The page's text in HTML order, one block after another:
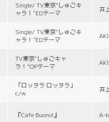
Single/ TV東京“しゅごキ
ャラ！”EDテーマ
井
Single/ TV東京“しゅごキ
ャラ！”EDテーマ
TV東京“しゅごキャ
ラ！”OPテーマ
「ロッタラ ロッタラ」
c/w
井
『Cafe Buono!』 A-